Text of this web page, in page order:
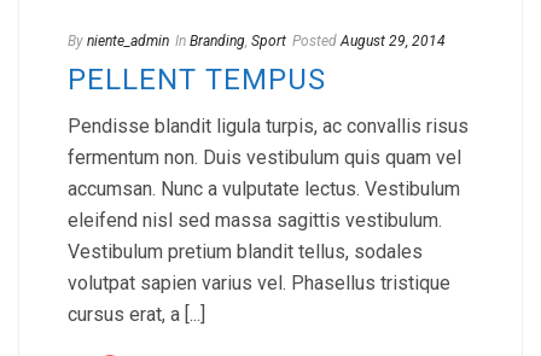
By niente_admin In Branding Sport Posted August 29, 2014
PELLENT TEMPUS
Pendisse blandit ligula turpis, ac convallis risus
fermentum non. Duis vestibulum quis quam vel
accumsan. Nunc a vulputate lectus. Vestibulum
eleifend nisl sed massa sagittis vestibulum.
Vestibulum pretium blandit tellus, sodales
volutpat sapien varius vel. Phasellus tristique
cursus erat, a [...]